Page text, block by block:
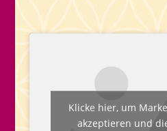
Klicke hier, um
akzeptieren und